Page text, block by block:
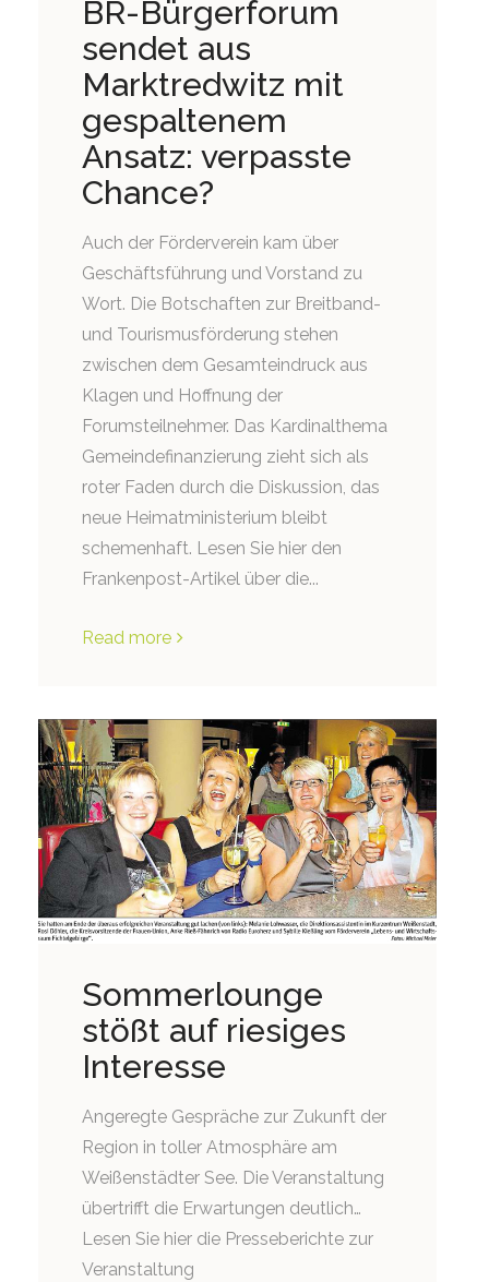
BR-Bürgerforum
sendet aus
Marktredwitz mit
gespaltenem
Ansatz: verpasste
Chance?
Auch der Förderverein kam über
Geschäftsführung und Vorstand zu
Wort. Die Botschaften zur Breitband-
und Tourismusförderung stehen
zwischen dem Gesamteindruck aus
Klagen und Hoffnung der
Forumsteilnehmer. Das Kardinalthema
Gemeindefinanzierung zieht sich als
roter Faden durch die Diskussion, das
neue Heimatministerium bleibt
schemenhaft. Lesen Sie hier den
Frankenpost-Artikel über die...
Read more
Sommerlounge
stößt auf riesiges
Interesse
Angeregte Gespräche zur Zukunft der
Region in toller Atmosphäre am
Weißenstädter See. Die Veranstaltung
übertrifft die Erwartungen deutlich…
Lesen Sie hier die Presseberichte zur
Veranstaltung